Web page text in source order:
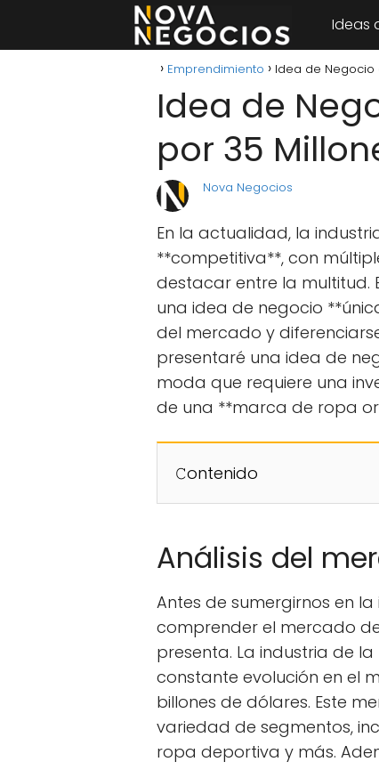
Ideas
Emprendimiento Idea de Negocio
Idea de
por 35
Nova Negocios
En la actualidad, la
**competitiva**, con
destacar entre la multitud.
una idea de negocio
del mercado y
presentaré una idea de
moda que requiere una
de una **marca de ropa
𝙲ontenido
Análisis del
Antes de sumergirnos en
comprender el mercado
presenta. La industria de
constante evolución en el
billones de dólares. Este
variedad de segmentos,
ropa deportiva y más.